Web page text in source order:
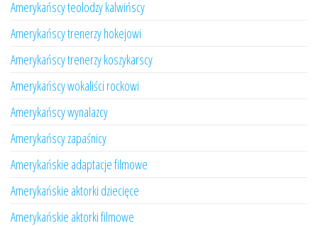
Amerykańscy teolodzy kalwińscy
Amerykańscy trenerzy hokejowi
Amerykańscy trenerzy koszykarscy
Amerykańscy wokaliści rockowi
Amerykańscy wynalazcy
Amerykańscy zapaśnicy
Amerykańskie adaptacje filmowe
Amerykańskie aktorki dziecięce
Amerykańskie aktorki filmowe